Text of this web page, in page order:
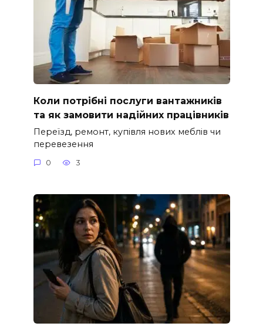
Коли потрібні послуги вантажників
та як замовити надійних працівників
Переїзд, ремонт, купівля нових меблів чи
перевезення
0 3